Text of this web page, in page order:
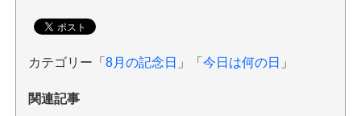
カテゴリー「 8月の記念日 」「 今日は何の日 」
関連記事